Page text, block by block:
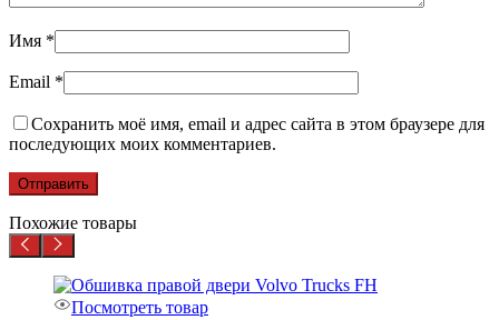
Имя *
Email *
Сохранить моё имя, email и адрес сайта в этом браузере для
последующих моих комментариев.
Похожие товары
Посмотреть товар